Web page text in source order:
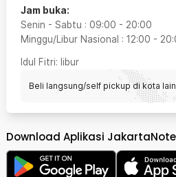
Jam buka:
Senin - Sabtu : 09:00 - 20:00
Minggu/Libur Nasional : 12:00 -
Idul Fitri: libur
Beli langsung/self pickup di kota
Download Aplikasi